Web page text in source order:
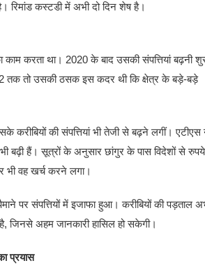
कस्टडी में अभी दो दिन शेष है।
करता था। 2020 के बाद उसकी संपत्तियां बढ़नी
तक तो उसकी ठसक इस कदर थी कि क्षेत्र के बड़े-बड़े
करीबियों की संपत्तियां भी तेजी से बढ़ने लगीं। एटीएस
बढ़ी हैं। सूत्रों के अनुसार छांगुर के पास विदेशों से रुपये
भी वह खर्च करने लगा।
पर संपत्तियों में इजाफा हुआ। करीबियों की पड़ताल
जिनसे अहम जानकारी हासिल हो सकेगी।
प्रयास